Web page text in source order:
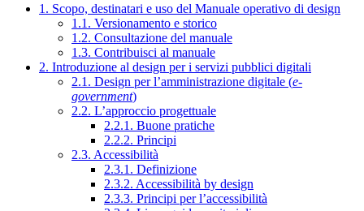
1. Scopo, destinatari e uso del Manuale operativo di design
1.1. Versionamento e storico
1.2. Consultazione del manuale
1.3. Contribuisci al manuale
2. Introduzione al design per i servizi pubblici digitali
2.1. Design per l’amministrazione digitale (e-
government)
2.2. L’approccio progettuale
2.2.1. Buone pratiche
2.2.2. Principi
2.3. Accessibilità
2.3.1. Definizione
2.3.2. Accessibilità by design
2.3.3. Principi per l’accessibilità